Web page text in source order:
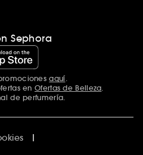
Sephora
aquí.
en Ofertas de Belleza.
de perfumería.